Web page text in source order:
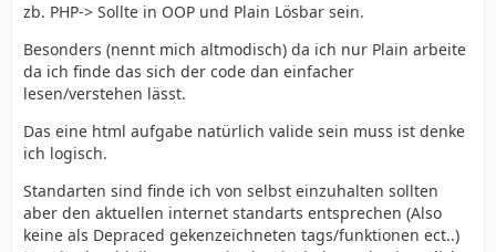
zb. PHP-> Sollte in OOP und Plain Lösbar sein.
Besonders (nennt mich altmodisch) da ich nur Plain arbeite
da ich finde das sich der code dan einfacher
lesen/verstehen lässt.
Das eine html aufgabe natürlich valide sein muss ist denke
ich logisch.
Standarten sind finde ich von selbst einzuhalten sollten
aber den aktuellen internet standarts entsprechen (Also
keine als Depraced gekenzeichneten tags/funktionen ect..)